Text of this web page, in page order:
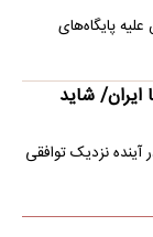
پایگاه‌های
ایران/ شاید
آینده نزدیک توافقی